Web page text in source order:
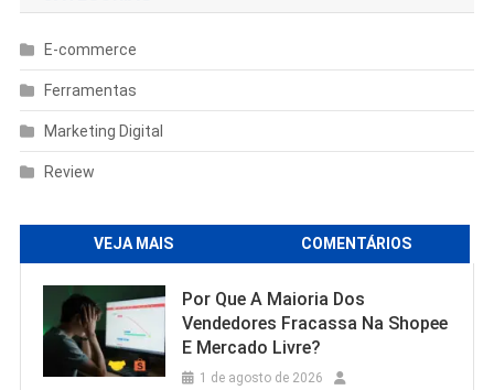
E-commerce
Ferramentas
Marketing Digital
Review
VEJA MAIS COMENTÁRIOS
Por Que A Maioria Dos
Vendedores Fracassa Na Shopee
E Mercado Livre?
1 de agosto de 2026